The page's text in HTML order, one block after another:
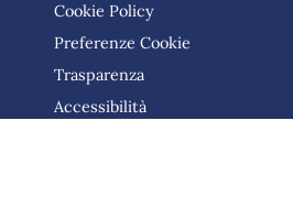
Cookie Policy
Preferenze Cookie
Trasparenza
Accessibilità